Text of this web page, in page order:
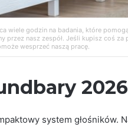
wiele godzin na badania, które
przez nasz zespół. Jeśli kupisz coś
wesprzeć naszą pracę.
2026
system głośników.